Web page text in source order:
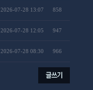
2026-07-28 13:07 858
2026-07-28 12:05 947
2026-07-28 08:30 966